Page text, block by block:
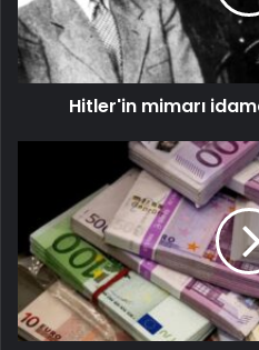
Hitler'in mimarı